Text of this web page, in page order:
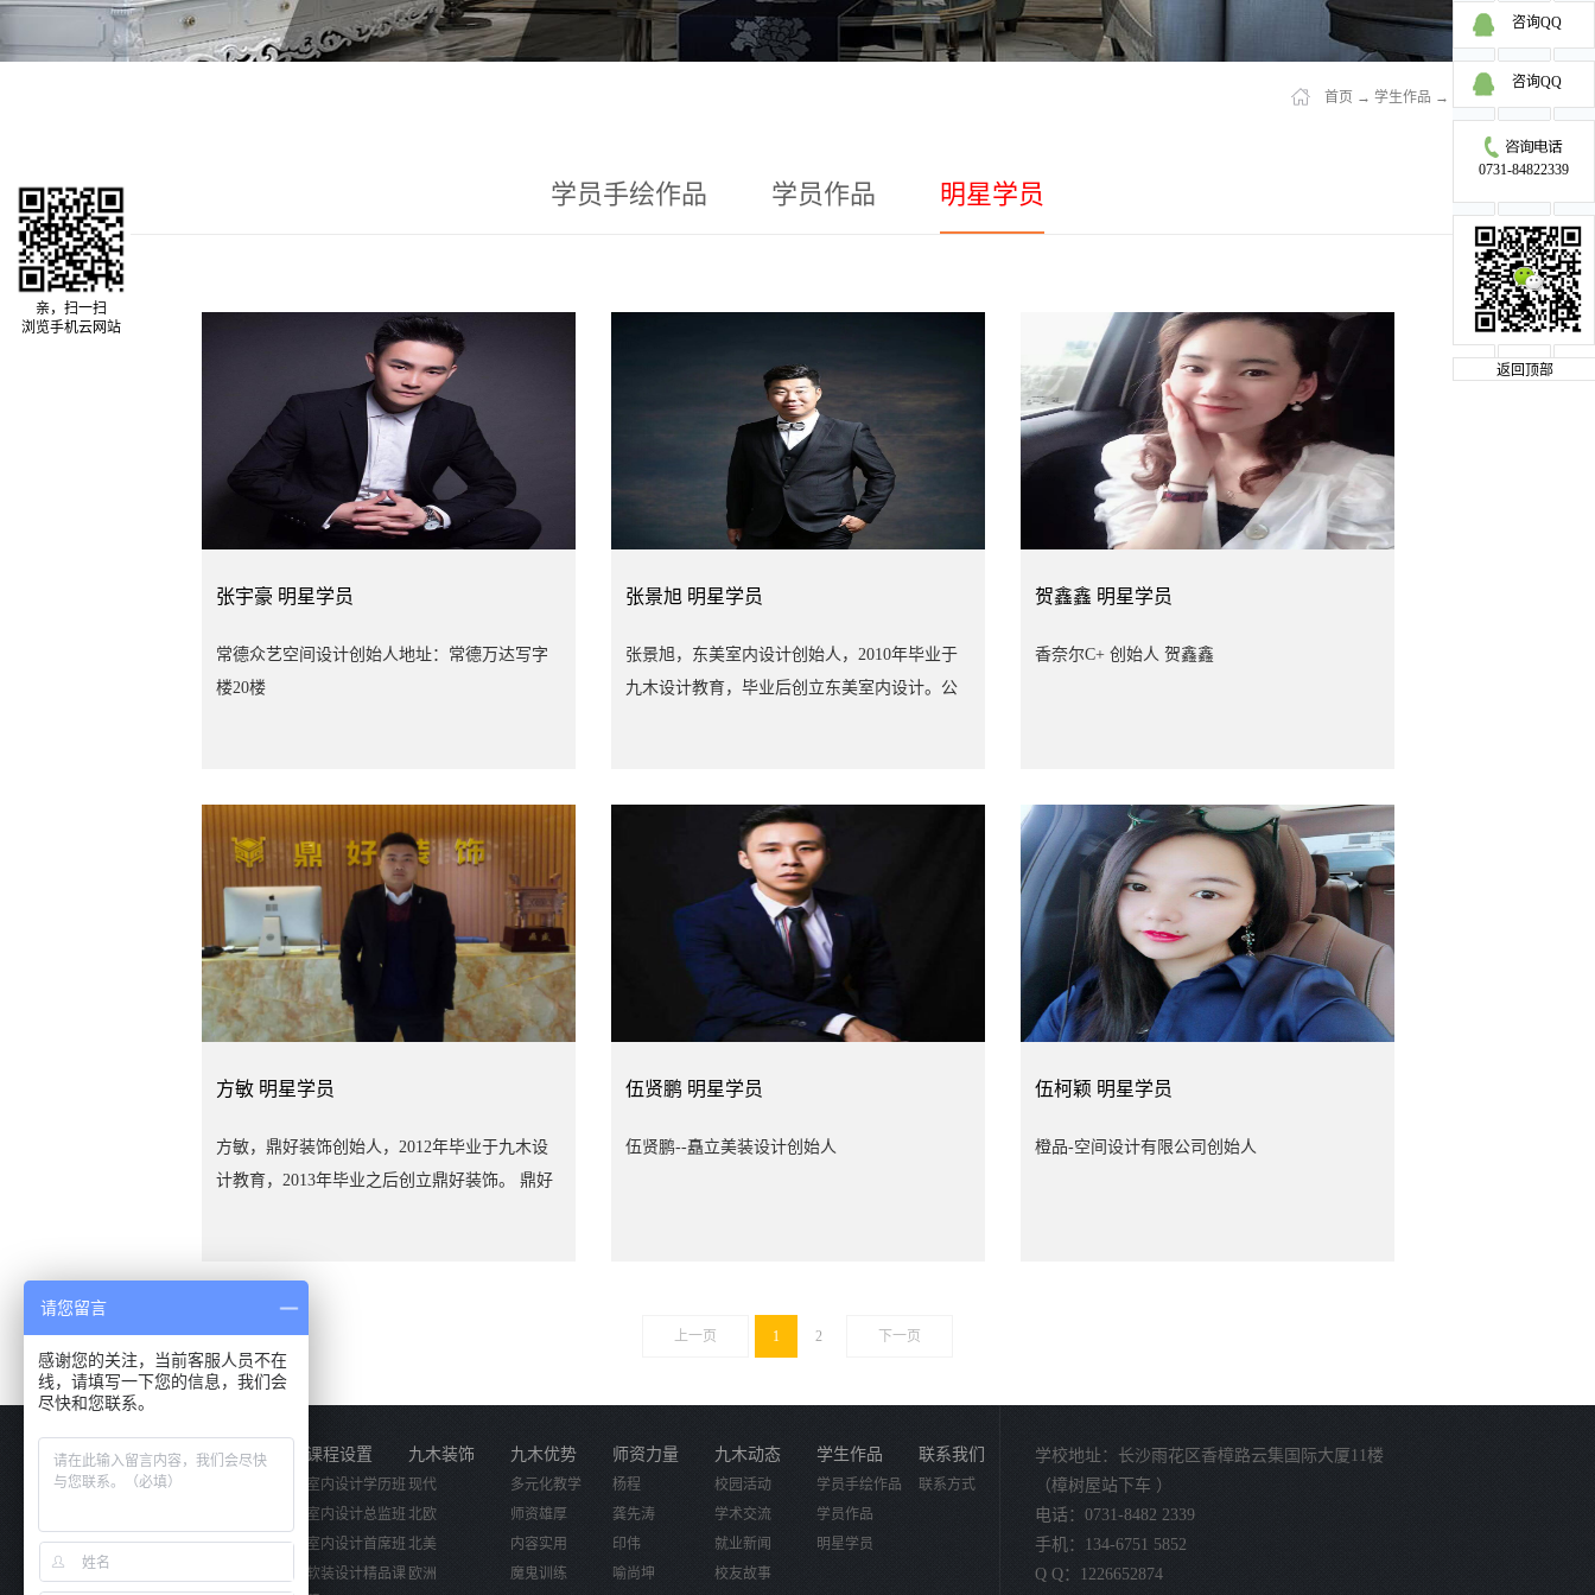
首页 → 学生作品 → 明星学员
学员手绘作品 学员作品 明星学员
张宇豪 明星学员
常德众艺空间设计创始人地址：常德万达写字
楼20楼
张景旭 明星学员
张景旭，东美室内设计创始人，2010年毕业于
九木设计教育，毕业后创立东美室内设计。公
计装修。代表作：长沙地区（高鑫巴比伦、永
琪西京、北城三角洲、北京御园、中山亭、长
沙展览馆等）。 乌海地区（林荫佳苑、天骄花
园、益民佳苑、中古矿业、宜化广场、乌达就
业局手工编制培训基地、修正药业天顺堂大药
店、零点音乐吧、乌海气象局、乌海香港站、
斐格利亚女装、滨铁佳苑、中央公园、恒信花
西世纪城、恩河景园、长河君正华府、满世水
明真正实力。空间设计是根据空间的使用性
的空能需求，同时也反映了历史文脉、建筑风
海市月星四楼生活巴洛克木地板地址：乌达区
自来水厂东登宏家具厂
贺鑫鑫 明星学员
香奈尔C+ 创始人 贺鑫鑫
方敏 明星学员
方敏，鼎好装饰创始人，2012年毕业于九木设
计教育，2013年毕业之后创立鼎好装饰。 鼎好
业。公司以超前的设计构思，合理 的预算报
价、精良的施工工艺，优质的全程服务，真诚
家生活和文化空间。公司地址：桃江县城雪峰
伍贤鹏 明星学员
伍贤鹏--矗立美装设计创始人
伍柯颖 明星学员
橙品-空间设计有限公司创始人
上一页 1 2 下一页
关于我们
活动视频
课程设置
室内设计学历班
室内设计总监班
室内设计首席班
软装设计精品课
九木装饰
现代
北欧
北美
欧洲
九木优势
多元化教学
师资雄厚
内容实用
魔鬼训练
师资力量
杨程
龚先涛
印伟
喻尚坤
九木动态
校园活动
学术交流
就业新闻
校友故事
学生作品
学员手绘作品
学员作品
明星学员
联系我们
联系方式
学校地址：长沙雨花区香樟路云集国际大厦11楼
（樟树屋站下车 ）
电话：0731-8482 2339
手机：134-6751 5852
Q Q：1226652874
咨询QQ
咨询QQ
0731-84822339
返回顶部
亲，扫一扫
浏览手机云网站
请您留言
感谢您的关注，当前客服人员不在
线，请填写一下您的信息，我们会
尽快和您联系。